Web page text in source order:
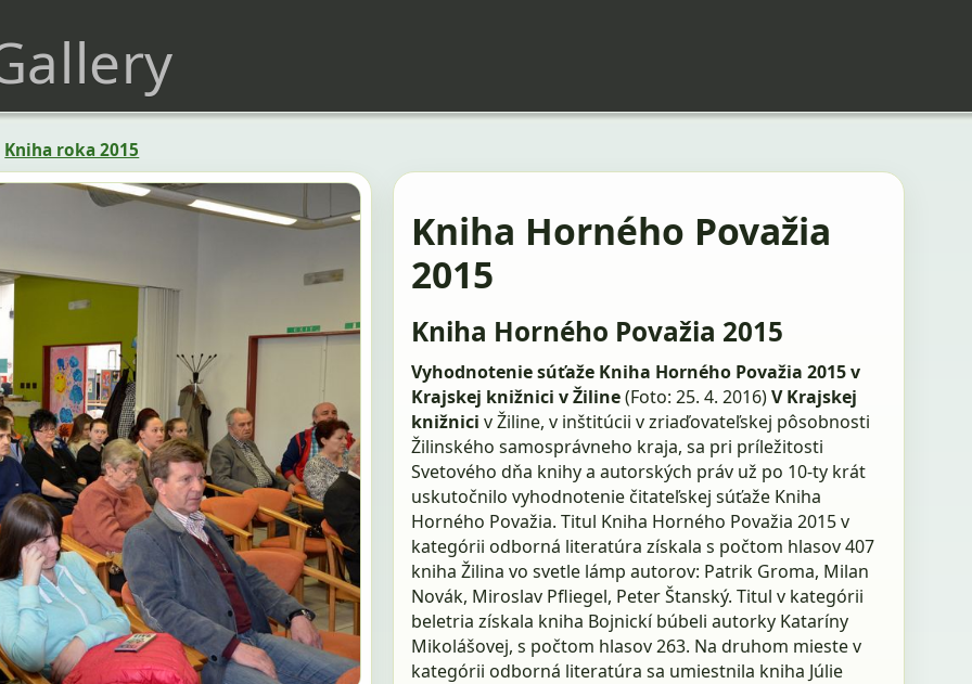
Kniha roka 2015
Kniha Horného Považia
2015
Kniha Horného Považia 2015
Vyhodnotenie súťaže Kniha Horného Považia 2015 v
Krajskej knižnici v Žiline(Foto: 25. 4. 2016)V Krajskej
knižnici v Žiline, v inštitúcii v zriaďovateľskej pôsobnosti
Žilinského samosprávneho kraja, sa pri príležitosti
Svetového dňa knihy a autorských práv už po 10-ty krát
uskutočnilo vyhodnotenie čitateľskej súťaže Kniha
Horného Považia. Titul Kniha Horného Považia 2015 v
kategórii odborná literatúra získala s počtom hlasov 407
kniha Žilina vo svetle lámp autorov: Patrik Groma, Milan
Novák, Miroslav Pfliegel, Peter Štanský. Titul v kategórii
beletria získala kniha Bojnickí búbeli autorky Kataríny
Mikolášovej, s počtom hlasov 263. Na druhom mieste v
kategórii odborná literatúra sa umiestnila kniha Júlie